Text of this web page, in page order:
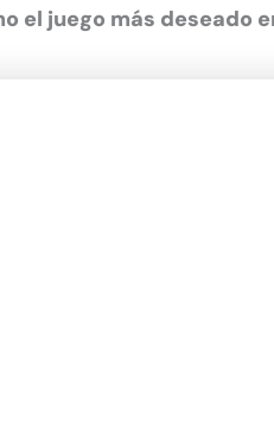
el juego más deseado